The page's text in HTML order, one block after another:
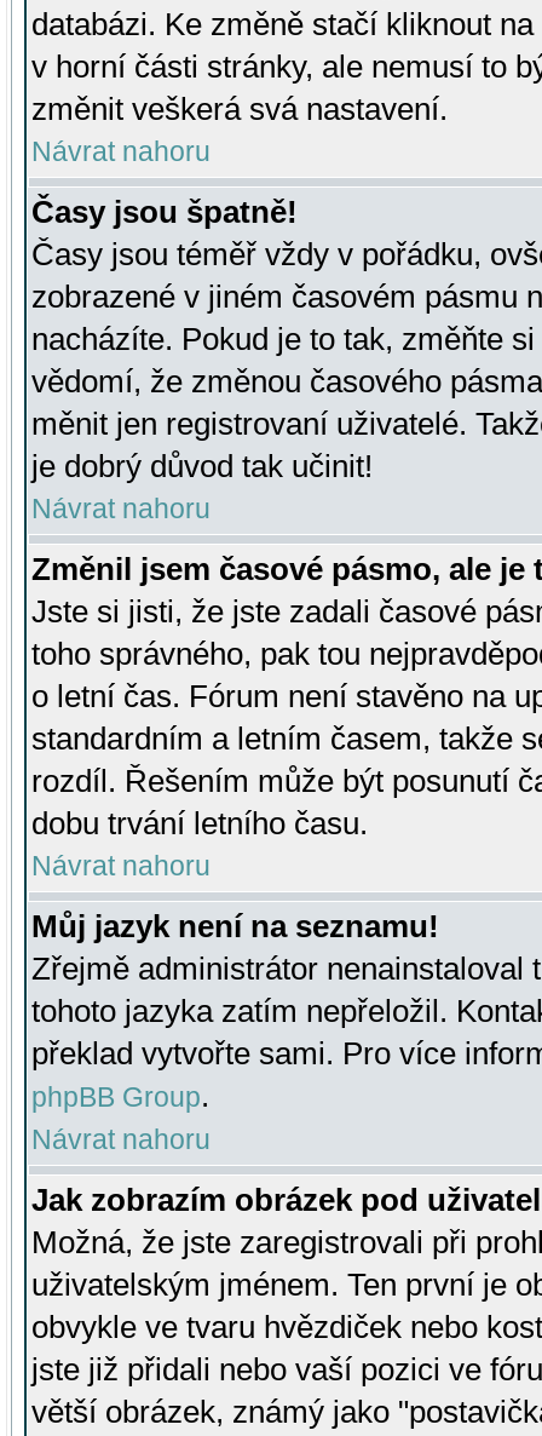
databázi. Ke změně stačí kliknout
v horní části stránky, ale nemusí to
změnit veškerá svá nastavení.
Návrat nahoru
Časy jsou špatně!
Časy jsou téměř vždy v pořádku,
zobrazené v jiném časovém pásmu
nacházíte. Pokud je to tak, změňte
vědomí, že změnou časového
měnit jen registrovaní uživatelé.
je dobrý důvod tak učinit!
Návrat nahoru
Změnil jsem časové pásmo, ale je
Jste si jisti, že jste zadali časové
toho správného, pak tou
o letní čas. Fórum není stavěno na
standardním a letním časem, takže
rozdíl. Řešením může být posunutí
dobu trvání letního času.
Návrat nahoru
Můj jazyk není na seznamu!
Zřejmě administrátor nenainstaloval
tohoto jazyka zatím nepřeložil.
překlad vytvořte sami. Pro více
phpBB Group.
Návrat nahoru
Jak zobrazím obrázek pod
Možná, že jste zaregistrovali při
uživatelským jménem. Ten první je
obvykle ve tvaru hvězdiček nebo
jste již přidali nebo vaší pozici ve
větší obrázek, známý jako